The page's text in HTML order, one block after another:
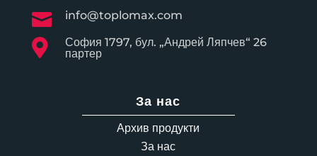
 info@toplomax.com

София 1797, бул. „Андрей Ляпчев“ 26
партер
За нас
Архив продукти
За нас